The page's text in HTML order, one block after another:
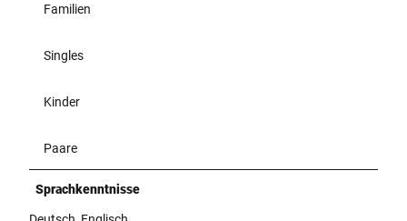
Familien
Singles
Kinder
Paare
Sprachkenntnisse